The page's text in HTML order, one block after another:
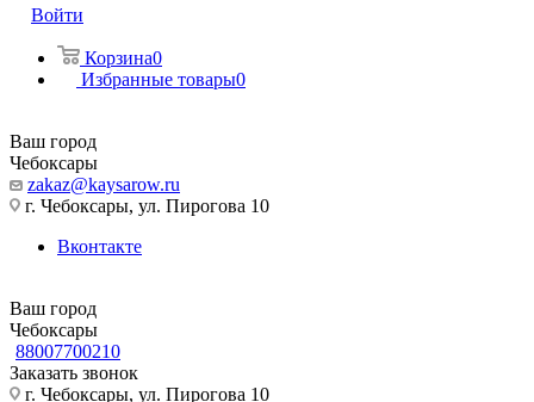
Войти
Корзина0
Избранные товары0
Ваш город
Чебоксары
zakaz@kaysarow.ru
г. Чебоксары, ул. Пирогова 10
Вконтакте
Ваш город
Чебоксары
88007700210
Заказать звонок
г. Чебоксары, ул. Пирогова 10